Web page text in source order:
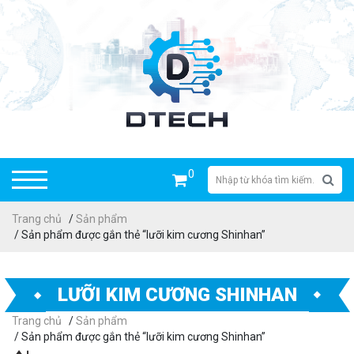
0
Trang chủ /Sản phẩm
/ Sản phẩm được gắn thẻ “lưỡi kim cương Shinhan”
LƯỠI KIM CƯƠNG SHINHAN
Trang chủ /Sản phẩm
/ Sản phẩm được gắn thẻ “lưỡi kim cương Shinhan”